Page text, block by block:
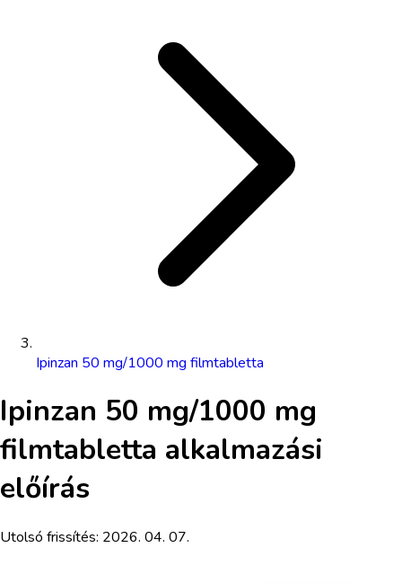
Ipinzan 50 mg/1000 mg filmtabletta
Ipinzan 50 mg/1000 mg
filmtabletta alkalmazási
előírás
Utolsó frissítés: 2026. 04. 07.